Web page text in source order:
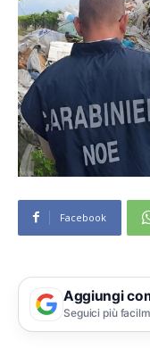
Facebook
Aggiungi
Seguici più